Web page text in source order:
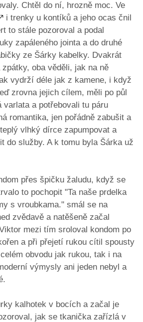
Chtěl do ní, hrozně moc. Ve
i trenky u kontíků a jeho ocas čnil
to stále pozoroval a podal
zapáleného jointa a do druhé
ze Šárky kabelky. Dvakrát
oba věděli, jak na ně
vydrží déle jak z kamene, i když
zrovna jejich cílem, měli po půl
varlata a potřebovali tu páru
romantika, jen pořádně zabušit a
vlhký dírce zapumpovat a
do služby. A k tomu byla Šárka už
přes špičku žaludu, když se
to pochopit "Ta naše prdelka
s vroubkama." smál se na
zvědavě a natěšeně začal
mezi tím sroloval kondom po
a při přejetí rukou cítil spousty
obvodu jak rukou, tak i na
výmysly ani jeden nebyl a
kalhotek v bocích a začal je
jak se tkanička zařízlá v